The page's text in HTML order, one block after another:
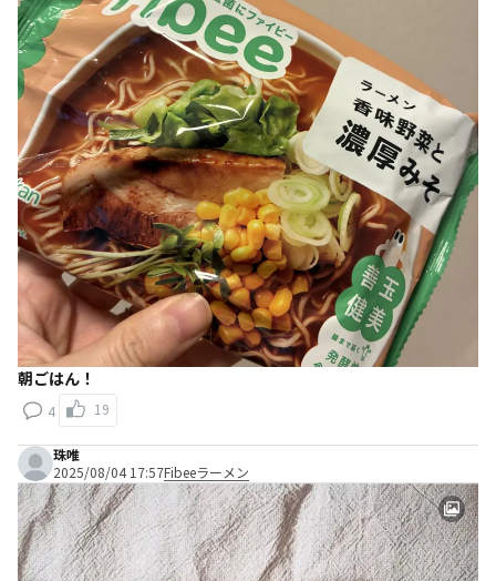
朝ごはん！
4 19
珠唯
2025/08/04 17:57Fibeeラーメン